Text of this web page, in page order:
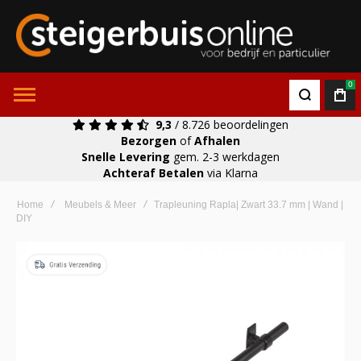
0
9,3 / 8.726 beoordelingen
Bezorgen ofAfhalen
Snelle Levering gem. 2-3 werkdagen
Achteraf Betalen via Klarna
Home Meubels & Meer
Trapleuning Rapla| Zwart 33.7 mm | Wand |
DIY
naar